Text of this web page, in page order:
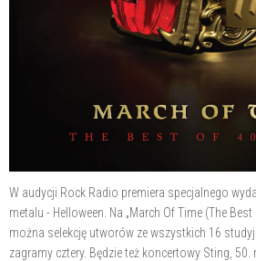
W audycji Rock Radio premiera specjalnego
metalu - Helloween. Na „March Of Time (The
można selekcję utworów ze wszystkich 16
zagramy cztery. Będzie też koncertowy Sting,